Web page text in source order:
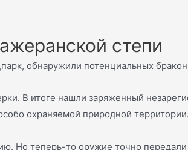
степи
обнаружили потенциальных
В итоге нашли заряженный
охраняемой природной территории.
теперь-то оружие точно передали